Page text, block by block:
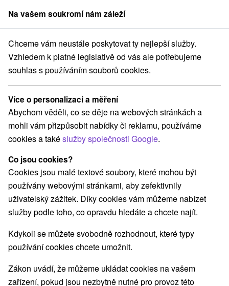
člen skupinySorger
pobyty Východné Slovensko Prešovský kraj Starý Smokovec
Víkendové pobyty Starý Smokovec
Kategorie
Všechny kategorie
Pobyty v akci(3)
Wellness pobyty(2) Víkendové pobyty(3)
Romantické pobyty
Rodinné pobyty(3)
Vyberte lokalitu nebo termín
Nejprodávanější
Obce a města
Na vašem soukromí nám záleží
Chceme vám neustále poskytovat ty nejlepší služby.
Vzhledem k platné legislativě od vás ale potřebujeme
souhlas s používáním souborů cookies.
Více o personalizaci a měření
Abychom věděli, co se děje na webových stránkách a
mohli vám přizpůsobit nabídky či reklamu, používáme
cookies a takéslužby společnosti Google.
Co jsou cookies?
Cookies jsou malé textové soubory, které mohou být
používány webovými stránkami, aby zefektivnily
uživatelský zážitek. Díky cookies vám můžeme nabízet
služby podle toho, co opravdu hledáte a chcete najít.
Kdykoli se můžete svobodně rozhodnout, které typy
používání cookies chcete umožnit.
Zákon uvádí, že můžeme ukládat cookies na vašem
zařízení, pokud jsou nezbytně nutné pro provoz této